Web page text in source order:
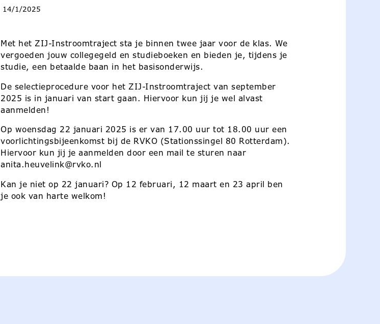
14/1/2025
Met het ZIJ-Instroomtraject sta je binnen twee jaar voor de klas. We
vergoeden jouw collegegeld en studieboeken en bieden je, tijdens je
studie, een betaalde baan in het basisonderwijs.
De selectieprocedure voor het ZIJ-Instroomtraject van september
2025 is in januari van start gaan. Hiervoor kun jij je wel alvast
aanmelden!
Op woensdag 22 januari 2025 is er van 17.00 uur tot 18.00 uur een
voorlichtingsbijeenkomst bij de RVKO (Stationssingel 80 Rotterdam).
Hiervoor kun jij jeaanmelden door een mail te sturen naar
anita.heuvelink@rvko.nl
Kan je niet op 22 januari? Op 12 februari, 12 maart en 23 april ben
je ook van harte welkom!